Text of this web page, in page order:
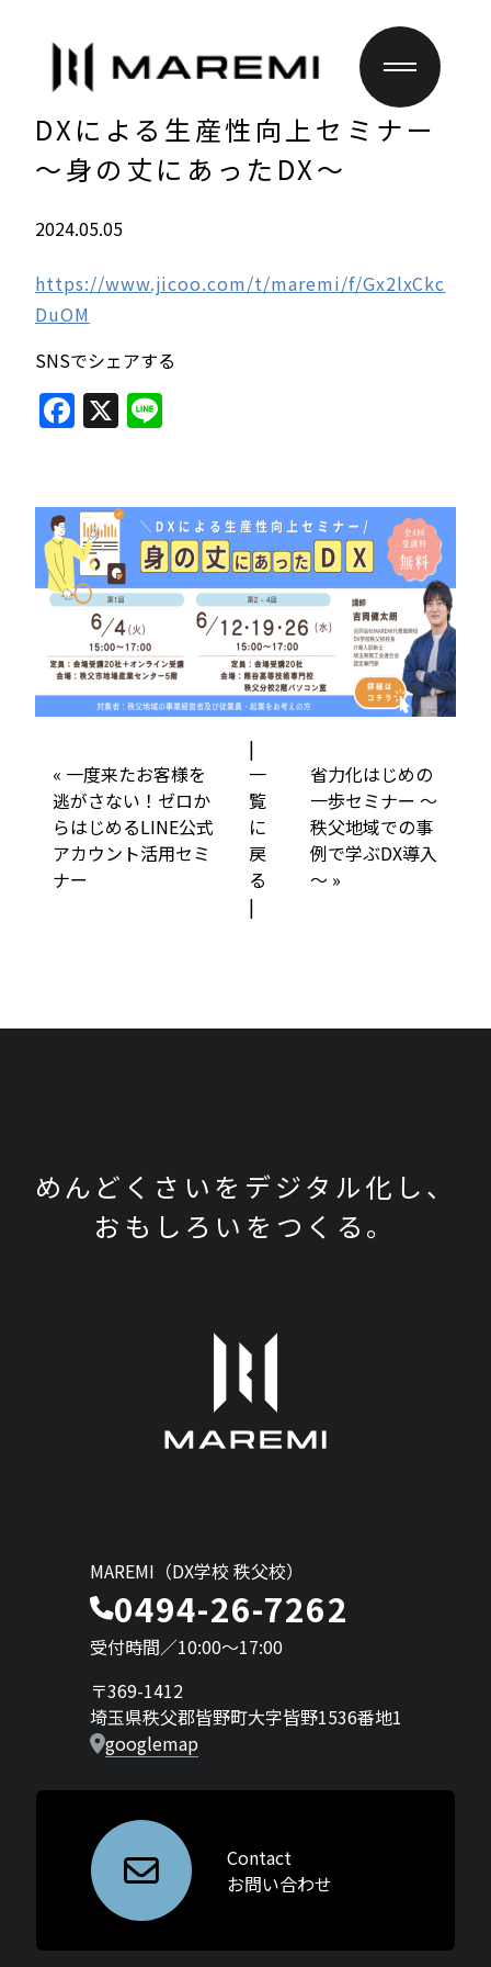
DXによる生産性向上セミナー
～身の丈にあったDX～
2024.05.05
https://www.jicoo.com/t/maremi/f/Gx2lxCkc
DuOM
SNSでシェアする
F
a
e
b
o
o
k
X
« 一度来たお客様を
逃がさない！ゼロか
らはじめるLINE公式
アカウント活用セミ
ナー
|
一
覧
に
戻
る
|
省力化はじめの
一歩セミナー ～
秩父地域での事
例で学ぶDX導入
～»
めんどくさいをデジタル化し、
おもしろいをつくる。
MAREMI（DX学校 秩父校）
0494-26-7262
受付時間／10:00〜17:00
〒369-1412
埼玉県秩父郡皆野町大字皆野1536番地1
googlemap
Contact
お問い合わせ